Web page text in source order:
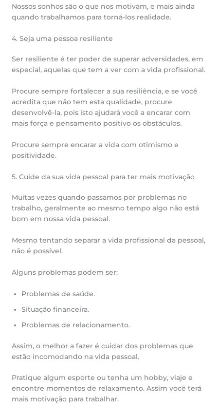
Nossos sonhos são o que nos motivam, e mais ainda
quando trabalhamos para torná-los realidade.
4. Seja uma pessoa resiliente
Ser resiliente é ter poder de superar adversidades, em
especial, aquelas que tem a ver com a vida profissional.
Procure sempre fortalecer a sua resiliência, e se você
acredita que não tem esta qualidade, procure
desenvolvê-la, pois isto ajudará você a encarar com
mais força e pensamento positivo os obstáculos.
Procure sempre encarar a vida com otimismo e
positividade.
5. Cuide da sua vida pessoal para ter mais motivação
Muitas vezes quando passamos por problemas no
trabalho, geralmente ao mesmo tempo algo não está
bom em nossa vida pessoal.
Mesmo tentando separar a vida profissional da pessoal,
não é possível.
Alguns problemas podem ser:
Problemas de saúde.
Situação financeira.
Problemas de relacionamento.
Assim, o melhor a fazer é cuidar dos problemas que
estão incomodando na vida pessoal.
Pratique algum esporte ou tenha um hobby, viaje e
encontre momentos de relaxamento. Assim você terá
mais motivação para trabalhar.